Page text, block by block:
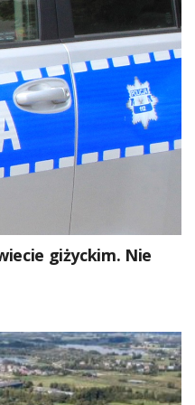
giżyckim. Nie